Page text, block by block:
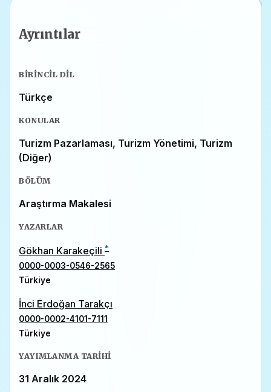
Ayrıntılar
BIRINCIL DIL
Türkçe
KONULAR
Turizm Pazarlaması, Turizm Yönetimi, Turizm
(Diğer)
BÖLÜM
Araştırma Makalesi
YAZARLAR
Gökhan Karakeçili *
0000-0003-0546-2565
Türkiye
İnci Erdoğan Tarakçı
0000-0002-4101-7111
Türkiye
YAYIMLANMA TARIHI
31 Aralık 2024